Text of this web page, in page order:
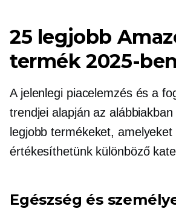
25 legjobb
termék 2025-ben
A jelenlegi piacelemzés és a
trendjei alapján az
legjobb termékeket,
értékesíthetünk különböző
Egészség és